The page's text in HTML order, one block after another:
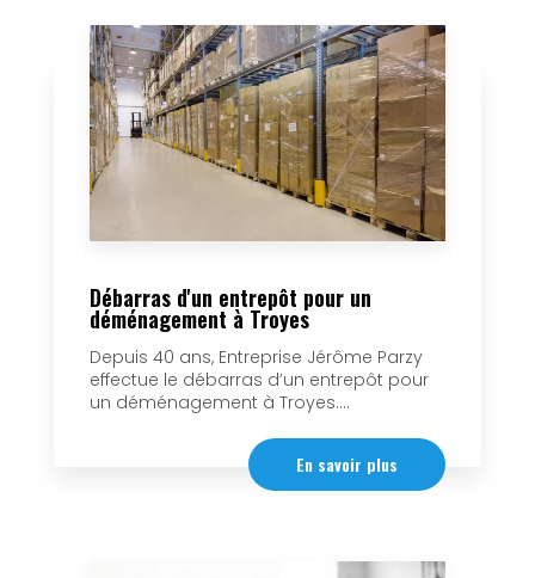
Débarras d'un entrepôt pour un
déménagement à Troyes
Depuis 40 ans, Entreprise Jérôme Parzy
effectue le débarras d’un entrepôt pour
un déménagement à Troyes....
En savoir plus